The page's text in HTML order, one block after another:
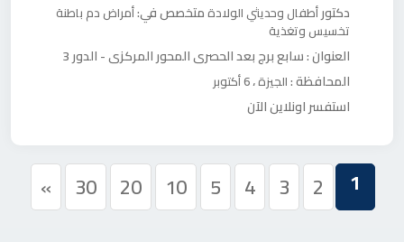
دكتورأطفال وحديثي الولادةمتخصص في:أمراض دم باطنة
تخسيس وتغذية
العنوان :سابع برج بعد الحصري المحور المركزي - الدور 3
المحافظة :الجيزة،6 أكتوبر
استفسر اونلاين الآن
1
2
3
4
5
10
20
30
»